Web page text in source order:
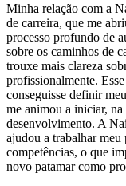
Minha relação com a
de carreira, que me
processo profundo de
sobre os caminhos de
trouxe mais clareza
profissionalmente.
conseguisse definir
me animou a iniciar,
desenvolvimento. A
ajudou a trabalhar
competências, o que
novo patamar como